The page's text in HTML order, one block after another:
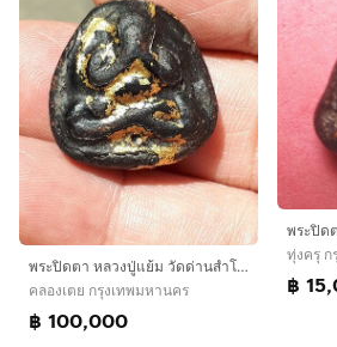
พระปิดตา หลวงปู่แย้ม วัดด่านสำโรง จ.สมุทรปราการ รุ่นแรก เนื้อผงคลุกรักจุ๋มรัก ปิดทอง ผิวมัน แห้งเหี่ยว องค์นี้เป็นพระหนาหลังอูม ผิวมัน เงา เ
คลองเตย กรุงเทพมหานคร
฿ 100,000
ทุ่งครุ ก
฿